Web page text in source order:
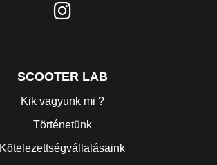
SCOOTER LAB
Kik vagyunk mi ?
Történetünk
Kötelezettségvállalásaink